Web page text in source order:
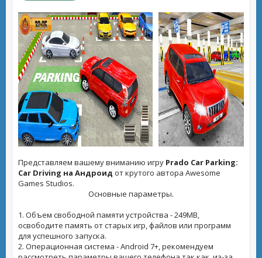
Представляем вашему вниманию игру Prado Car Parking:
Car Driving на Андроид от крутого автора Awesome
Games Studios.
Основные параметры.
1. Объем свободной памяти устройства - 249MB,
освободите память от старых игр, файлов или программ
для успешного запуска.
2. Операционная система - Android 7+, рекомендуем